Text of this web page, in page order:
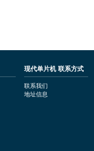
现代单片机 联系方式
联系我们
地址信息